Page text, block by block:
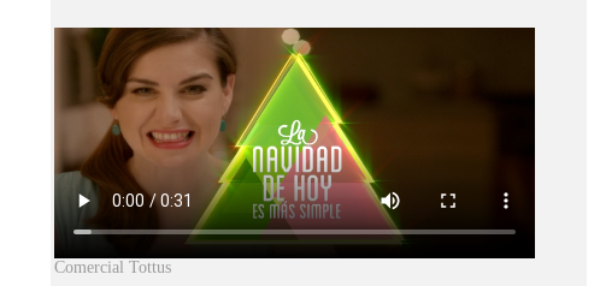
Comercial Tottus